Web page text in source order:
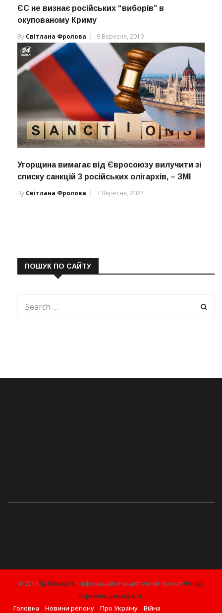
ЄС не визнає російських “виборів” в
окупованому Криму
By Світлана Фролова 9 Вересня, 2019
Угорщина вимагає від Євросоюзу вилучити зі
списку санкцій 3 російських олігархів, – ЗМІ
By Світлана Фролова 7 Вересня, 2022
ПОШУК ПО САЙТУ
© 2019 ІЦ Міжмор'я - інформаційно-аналітичний проект Фонду
сприяння демократії.
Головна Новини регіону Про Україну Війна